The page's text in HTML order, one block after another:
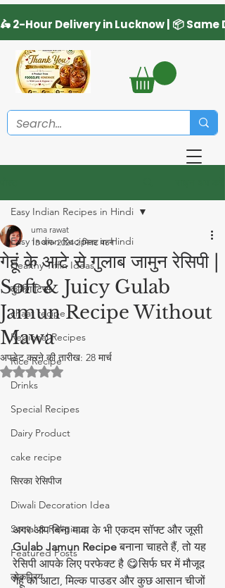
Easy Indian Recipes in Hindi
Healthy Tiffin Ideas
कुकिंग टिप्स
chaat recipe
Regional Recipes
Rice Recipe
Drinks
Special Recipes
Dairy Product
cake recipe
सिरका रेसिपीज
Diwali Decoration Idea
Social & Religious
Featured Posts
लोकप्रिय
Easy Indian Recipes in Hindi
गेहूं के आटे से गुलाब जामुन रेसिपी |
Soft & Juicy Gulab
Jamun Recipe Without
Mawa
uma rawat
13 अग॰ 2024 2 मिनट पठन
अपडेट करने की तारीख: 28 मार्च
5 स्टार में से NaN रेटिंग दी गई।
अगर आप बिना मावा के भी एकदम सॉफ्ट और जूसी
Gulab Jamun Recipe बनाना चाहते हैं, तो यह
रेसिपी आपके लिए परफेक्ट है 😋सिर्फ घर में मौजूद
गेहूं का आटा, मिल्क पाउडर और कुछ आसान चीजों